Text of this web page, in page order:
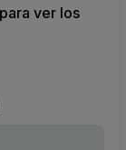
ver los